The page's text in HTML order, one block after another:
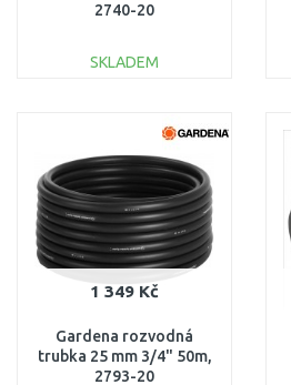
2740-20
SKLADEM
1 349 Kč
Gardena rozvodná
trubka 25 mm 3/4" 50m,
2793-20